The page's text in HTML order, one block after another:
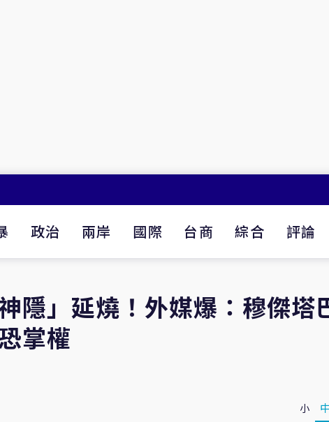
政治 兩岸 國際 台商 綜合 評論
隱」延燒！外媒爆：穆傑塔
掌權
小